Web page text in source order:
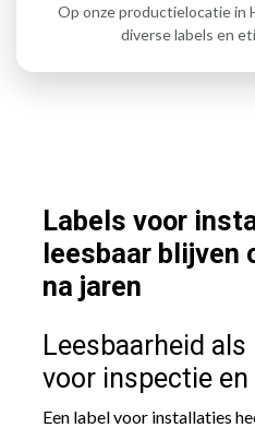
Op onze productielocatie in
diverse labels en
Labels voor
leesbaar blijven
na jaren
Leesbaarheid
voor inspectie en
Een label voor installaties